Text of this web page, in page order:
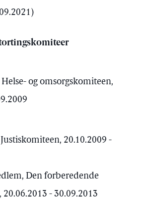
og omsorgskomiteen,
20.10.2009 -
Den forberedende
- 30.09.2013